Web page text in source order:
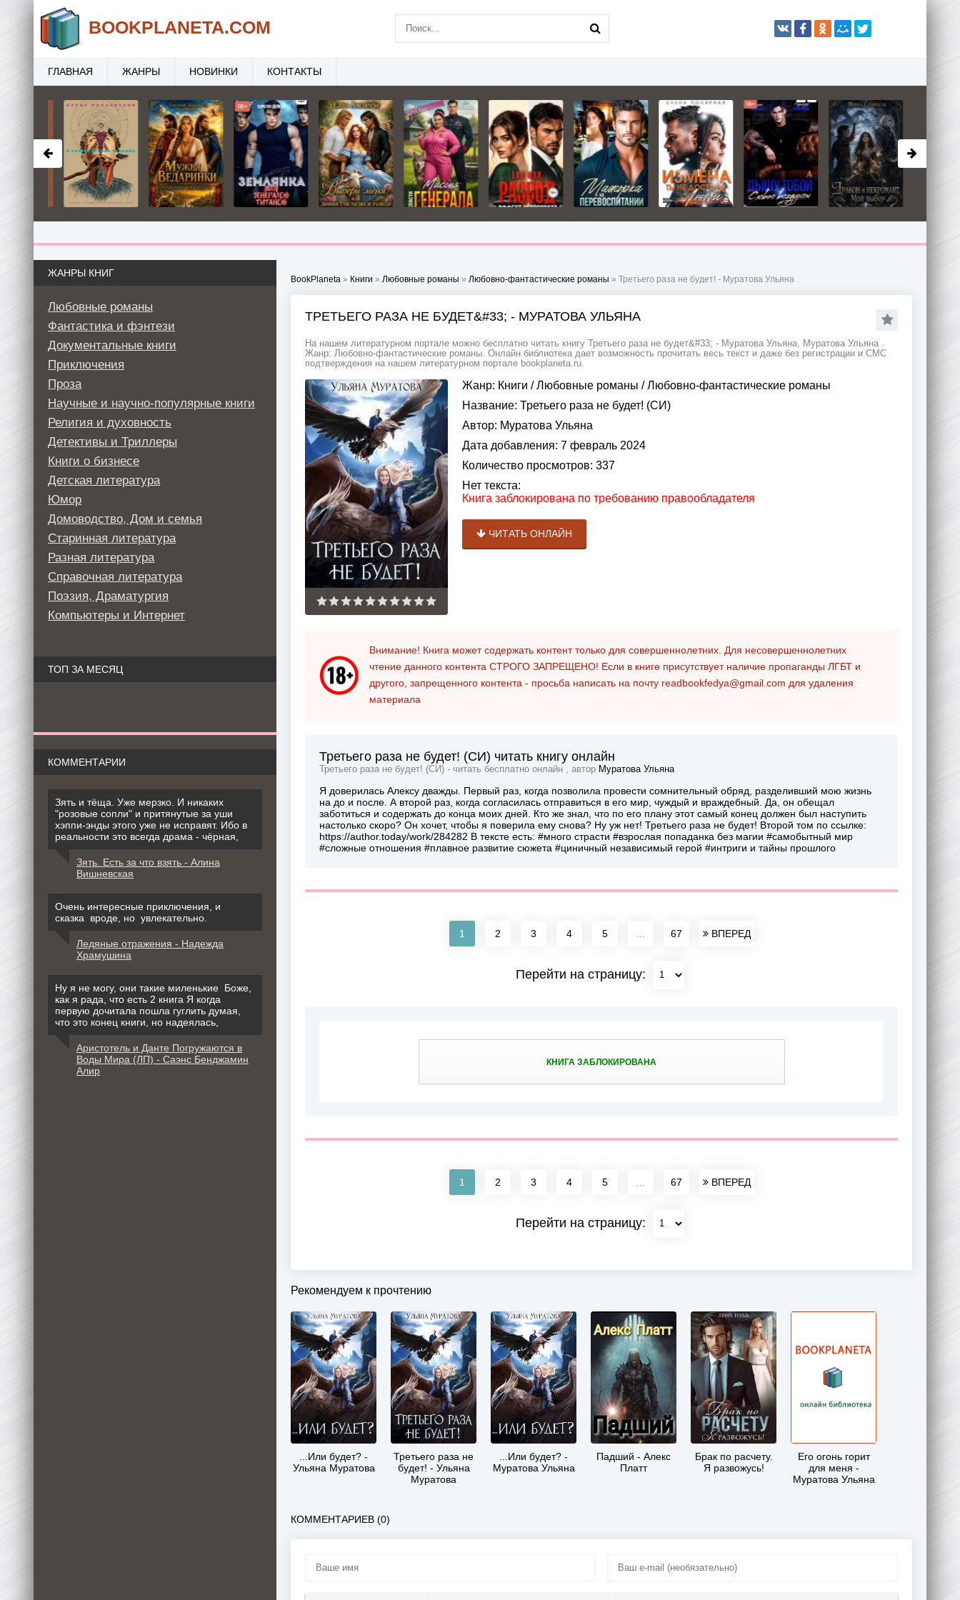
BookPlaneta » Книги » Любовные романы » Любовно-фантастические романы » Третьего раза не будет! - Муратова Ульяна
ТРЕТЬЕГО РАЗА НЕ БУДЕТ&#33; - МУРАТОВА УЛЬЯНА
На нашем литературном портале можно бесплатно читать книгу Третьего раза не будет&#33; - Муратова Ульяна, Муратова Ульяна .
Жанр: Любовно-фантастические романы. Онлайн библиотека дает возможность прочитать весь текст и даже без регистрации и СМС
подтверждения на нашем литературном портале bookplaneta.ru.
Жанр: Книги /Любовные романы /Любовно-фантастические романы
Название: Третьего раза не будет! (СИ)
Автор: Муратова Ульяна
Дата добавления: 7 февраль 2024
Количество просмотров: 337
Нет текста:
Книга заблокирована по требованию правообладателя
ЧИТАТЬ ОНЛАЙН
Внимание! Книга может содержать контент только для совершеннолетних. Для несовершеннолетних
чтение данного контента СТРОГО ЗАПРЕЩЕНО! Если в книге присутствует наличие пропаганды ЛГБТ и
другого, запрещенного контента - просьба написать на почту readbookfedya@gmail.com для удаления
материала
Третьего раза не будет! (СИ) читать книгу онлайн
Третьего раза не будет! (СИ) - читать бесплатно онлайн , автор Муратова Ульяна
Я доверилась Алексу дважды. Первый раз, когда позволила провести сомнительный обряд, разделивший мою жизнь
на до и после. А второй раз, когда согласилась отправиться в его мир, чуждый и враждебный. Да, он обещал
заботиться и содержать до конца моих дней. Кто же знал, что по его плану этот самый конец должен был наступить
настолько скоро? Он хочет, чтобы я поверила ему снова? Ну уж нет! Третьего раза не будет! Второй том по ссылке:
https://author.today/work/284282 В тексте есть: #много страсти #взрослая попаданка без магии #самобытный мир
#сложные отношения #плавное развитие сюжета #циничный независимый герой #интриги и тайны прошлого
1 2 3 4 5 67 ВПЕРЕД
Перейти на страницу:
КНИГА ЗАБЛОКИРОВАНА
1 2 3 4 5 67 ВПЕРЕД
Перейти на страницу:
Рекомендуем к прочтению
...Или будет? -
Ульяна Муратова
Третьего раза не
будет! - Ульяна
Муратова
...Или будет? -
Муратова Ульяна
Падший - Алекс
Платт
Брак по расчету.
Я развожусь!
Его огонь горит
для меня -
Муратова Ульяна
КОММЕНТАРИЕВ (0)
ЖАНРЫ КНИГ
Любовные романы
Фантастика и фэнтези
Документальные книги
Приключения
Проза
Научные и научно-популярные книги
Религия и духовность
Детективы и Триллеры
Книги о бизнесе
Детская литература
Юмор
Домоводство, Дом и семья
Старинная литература
Разная литература
Справочная литература
Поэзия, Драматургия
Компьютеры и Интернет
ТОП ЗА МЕСЯЦ
КОММЕНТАРИИ
Зять и тёща. Уже мерзко. И никаких
"розовые сопли" и притянутые за уши
хэппи-энды этого уже не исправят. Ибо в
реальности это всегда драма - чёрная,
Зять. Есть за что взять - Алина
Вишневская
Очень интересные приключения, и
сказка вроде, но увлекательно.
Ледяные отражения - Надежда
Храмушина
Ну я не могу, они такие миленькие Боже,
как я рада, что есть 2 книга Я когда
первую дочитала пошла гуглить думая,
что это конец книги, но надеялась,
Аристотель и Данте Погружаются в
Воды Мира (ЛП) - Саэнс Бенджамин
Алир
BOOKPLANETA.COM
ГЛАВНАЯ ЖАНРЫ НОВИНКИ КОНТАКТЫ